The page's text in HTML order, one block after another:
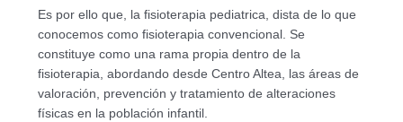
Es por ello que, la fisioterapia pediatrica, dista de lo que
conocemos como fisioterapia convencional. Se
constituye como una rama propia dentro de la
fisioterapia, abordando desde Centro Altea, las áreas de
valoración, prevención y tratamiento de alteraciones
físicas en la población infantil.